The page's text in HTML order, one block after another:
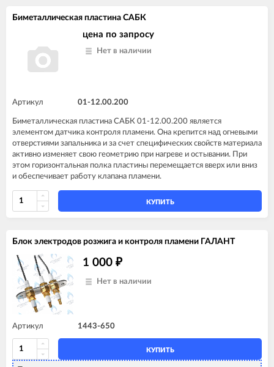
Биметаллическая пластина САБК
цена по запросу
Нет в наличии
Артикул 01-12.00.200
Биметаллическая пластина САБК 01-12.00.200 является
элементом датчика контроля пламени. Она крепится над огневыми
отверстиями запальника и за счет специфических свойств материала
активно изменяет свою геометрию при нагреве и остывании. При
этом горизонтальная полка пластины перемещается вверх или вниз
и обеспечивает работу клапана пламени.
КУПИТЬ
Блок электродов розжига и контроля пламени ГАЛАНТ
1 000 ₽
Нет в наличии
Артикул 1443-650
КУПИТЬ